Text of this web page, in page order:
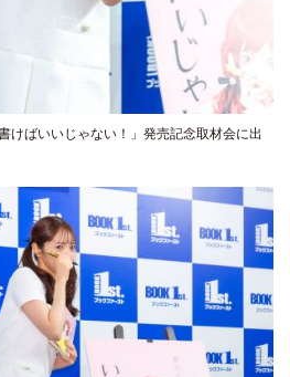
けばいいじゃない！」発売記念取材会に出